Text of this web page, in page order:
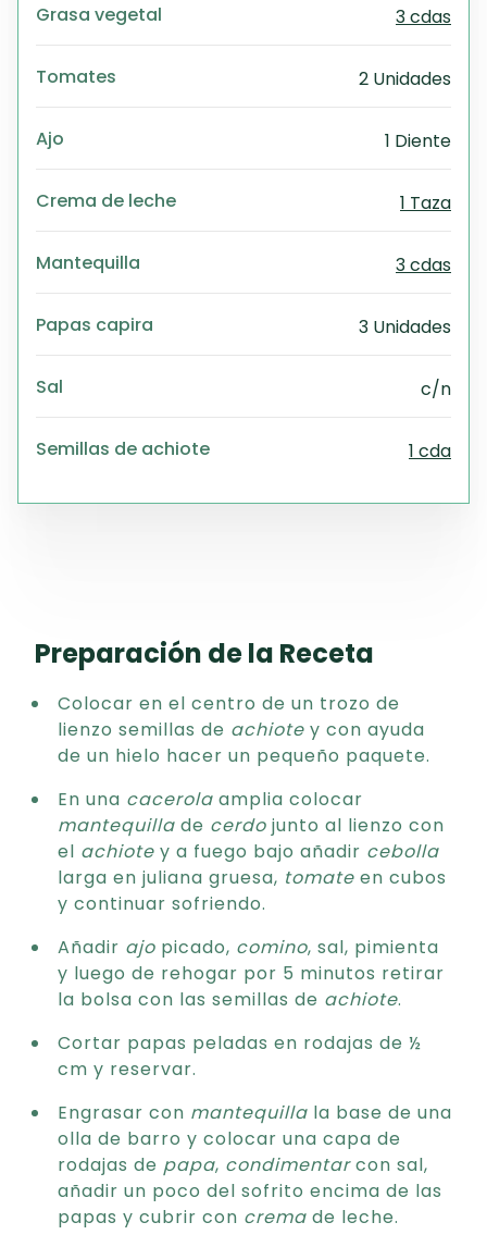
Grasa vegetal 3 cdas
Tomates 2 Unidades
Ajo 1 Diente
Crema de leche 1 Taza
Mantequilla 3 cdas
Papas capira 3 Unidades
Sal c/n
Semillas de achiote 1 cda
Preparación de la Receta
Colocar en el centro de un trozo de
lienzo semillas de achiote y con ayuda
de un hielo hacer un pequeño paquete.
En una cacerola amplia colocar
mantequilla de cerdo junto al lienzo con
el achiote y a fuego bajo añadir cebolla
larga en juliana gruesa, tomate en cubos
y continuar sofriendo.
Añadir ajo picado, comino, sal, pimienta
y luego de rehogar por 5 minutos retirar
la bolsa con las semillas de achiote.
Cortar papas peladas en rodajas de ½
cm y reservar.
Engrasar con mantequilla la base de una
olla de barro y colocar una capa de
rodajas de papa, condimentarcon sal,
añadir un poco del sofrito encima de las
papas y cubrir con crema de leche.